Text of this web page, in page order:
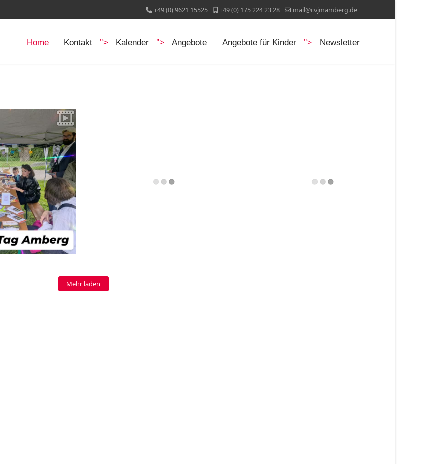
+49 (0) 9621 15525 +49 (0) 175 224 23 28 mail@cvjmamberg.de
Home Kontakt "> Kalender "> Angebote Angebote für Kinder "> Newsletter
Mehr laden